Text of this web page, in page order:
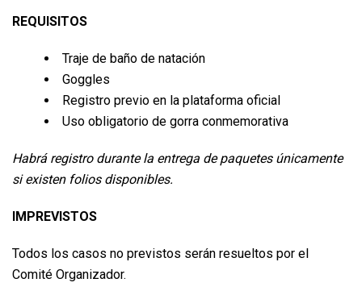
REQUISITOS
Traje de baño de natación
Goggles
Registro previo en la plataforma oficial
Uso obligatorio de gorra conmemorativa
Habrá registro durante la entrega de paquetes únicamente
si existen folios disponibles.
IMPREVISTOS
Todos los casos no previstos serán resueltos por el
Comité Organizador.